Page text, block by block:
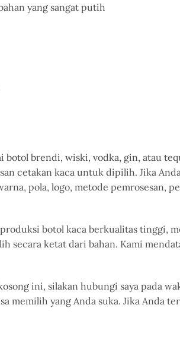
yang sangat putih
botol brendi, wiski, vodka, gin, atau
cetakan kaca untuk dipilih. Jika
pola, logo, metode pemrosesan,
botol kaca berkualitas tinggi,
secara ketat dari bahan. Kami
ini, silakan hubungi saya pada
memilih yang Anda suka. Jika Anda